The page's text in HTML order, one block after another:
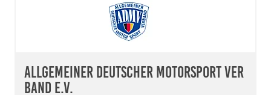
Allgemeiner Deutscher Motorsport Ver
band e.V.